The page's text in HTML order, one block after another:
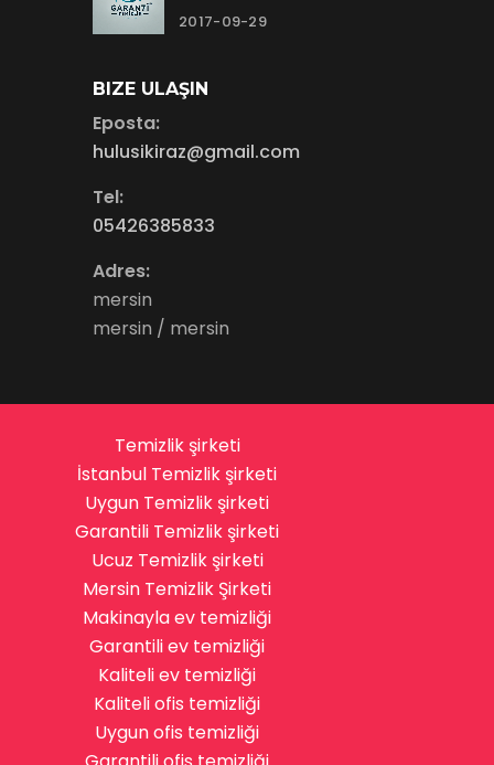
2017-09-29
BIZE ULAŞIN
Eposta:
hulusikiraz@gmail.com
Tel:
05426385833
Adres:
mersin
mersin / mersin
Temizlik şirketi
İstanbul Temizlik şirketi
Uygun Temizlik şirketi
Garantili Temizlik şirketi
Ucuz Temizlik şirketi
Mersin Temizlik Şirketi
Makinayla ev temizliği
Garantili ev temizliği
Kaliteli ev temizliği
Kaliteli ofis temizliği
Uygun ofis temizliği